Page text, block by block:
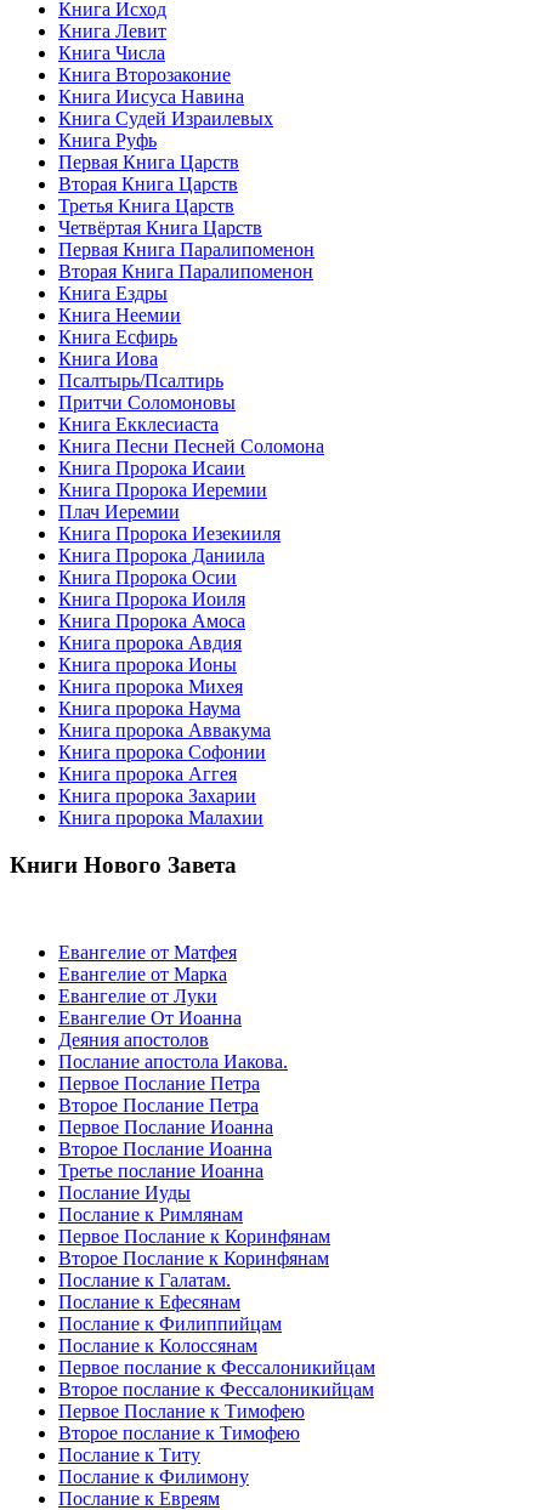
Книга Исход
Книга Левит
Книга Числа
Книга Второзаконие
Книга Иисуса Навина
Книга Судей Израилевых
Книга Руфь
Первая Книга Царств
Вторая Книга Царств
Третья Книга Царств
Четвёртая Книга Царств
Первая Книга Паралипоменон
Вторая Книга Паралипоменон
Книга Ездры
Книга Неемии
Книга Есфирь
Книга Иова
Псалтырь/Псалтирь
Притчи Соломоновы
Книга Екклесиаста
Книга Песни Песней Соломона
Книга Пророка Исаии
Книга Пророка Иеремии
Плач Иеремии
Книга Пророка Иезекииля
Книга Пророка Даниила
Книга Пророка Осии
Книга Пророка Иоиля
Книга Пророка Амоса
Книга пророка Авдия
Книга пророка Ионы
Книга пророка Михея
Книга пророка Наума
Книга пророка Аввакума
Книга пророка Софонии
Книга пророка Аггея
Книга пророка Захарии
Книга пророка Малахии
Книги Нового Завета
Евангелие от Матфея
Евангелие от Марка
Евангелие от Луки
Евангелие От Иоанна
Деяния апостолов
Послание апостола Иакова.
Первое Послание Петра
Второе Послание Петра
Первое Послание Иоанна
Второе Послание Иоанна
Третье послание Иоанна
Послание Иуды
Послание к Римлянам
Первое Послание к Коринфянам
Второе Послание к Коринфянам
Послание к Галатам.
Послание к Ефесянам
Послание к Филиппийцам
Послание к Колоссянам
Первое послание к Фессалоникийцам
Второе послание к Фессалоникийцам
Первое Послание к Тимофею
Второе послание к Тимофею
Послание к Титу
Послание к Филимону
Послание к Евреям